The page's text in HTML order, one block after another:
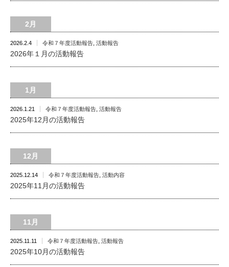
2月
2026.2.4 令和７年度活動報告 活動報告
2026年１月の活動報告
1月
2026.1.21 令和７年度活動報告 活動報告
2025年12月の活動報告
12月
2025.12.14 令和７年度活動報告 活動内容
2025年11月の活動報告
11月
2025.11.11 令和７年度活動報告 活動報告
2025年10月の活動報告